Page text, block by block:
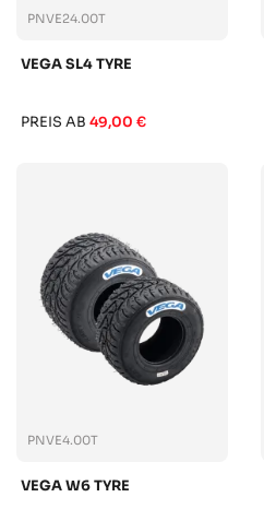
PNVE24.00T
VEGA SL4 TYRE
PREIS AB 49,00 €
PNVE4.00T
VEGA W6 TYRE